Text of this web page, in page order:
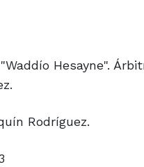
Hesayne".
Rodríguez.